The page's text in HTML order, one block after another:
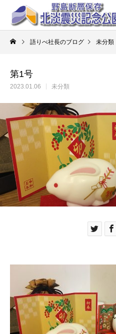
語りべ社長のブログ 未分類
第1号
2023.01.06 未分類